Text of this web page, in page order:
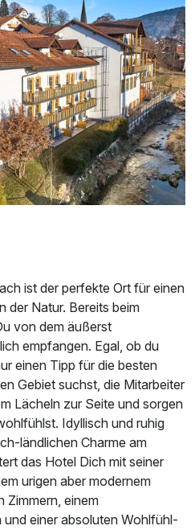
ist der perfekte Ort für einen
der Natur. Bereits beim
von dem äußerst
empfangen. Egal, ob du
einen Tipp für die besten
Gebiet suchst, die Mitarbeiter
Lächeln zur Seite und sorgen
Idyllisch und ruhig
ländlichen Charme am
das Hotel Dich mit seiner
urigen aber modernem
Zimmern, einem
einer absoluten Wohlfühl-